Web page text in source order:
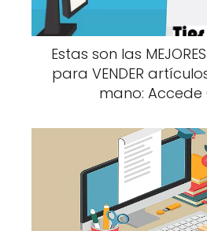
Estas son las
para VENDER
mano: Accede